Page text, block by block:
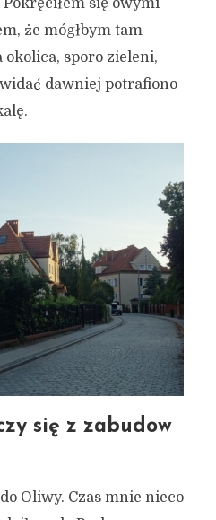
się owymi
że mógłbym tam
okolica, sporo zieleni,
dawniej potrafiono
się z zabudow
Oliwy. Czas mnie nieco